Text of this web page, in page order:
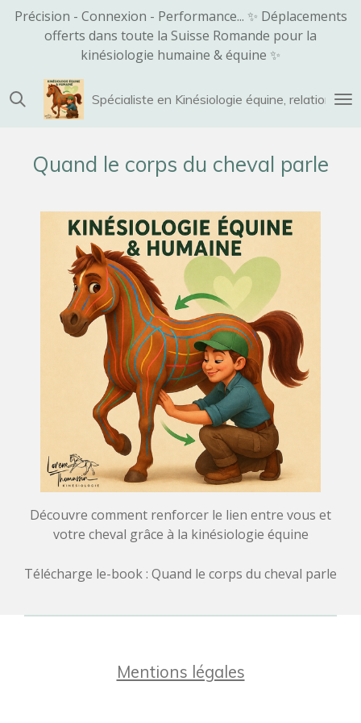
Passer
Spécialiste en Kinésiologie équine, relation
Précision - Connexion - Performance... ✨ Déplacements
offerts dans toute la Suisse Romande pour la
kinésiologie humaine & équine ✨
Quand le corps du cheval parle
Découvre comment renforcer le lien entre vous et
votre cheval grâce à la kinésiologie équine
Télécharge le-book : Quand le corps du cheval parle
Mentions légales